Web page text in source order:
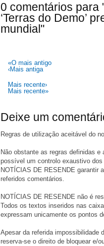
0 comentários para
‘Terras do Demo’
mundial"
«O mais antigo
‹Mais antiga
Mais recente›
Mais recente»
Deixe um
Regras de utilização aceitável do
Não obstante as regras definidas
possível um controlo exaustivo
NOTÍCIAS DE RESENDE garantir
referidos comentários.
NOTÍCIAS DE RESENDE não é
Todos os textos inseridos nas
expressam unicamente os pontos
Apesar da referida impossibilidade
reserva-se o direito de bloquear e/